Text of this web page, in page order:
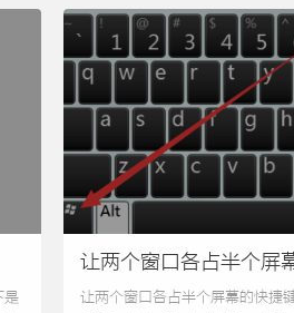
端指的是Viewport里的
准，视口企业关键包括以下4个
是
让两个窗口各占半个屏
让两个窗口各占半个屏幕的快捷